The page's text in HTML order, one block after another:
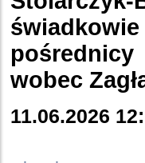
wobec
11.06.2026